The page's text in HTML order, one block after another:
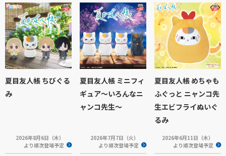
夏目友人帳 ちびぐる
み
2026年8月6日（木）
より順次登場予定
夏目友人帳 ミニフィ
ギュア～いろんなニ
ャンコ先生～
2026年7月7日（火）
より順次登場予定
夏目友人帳 めちゃも
ふぐっと ニャンコ先
生エビフライぬいぐ
るみ
2026年6月11日（木）
より順次登場予定